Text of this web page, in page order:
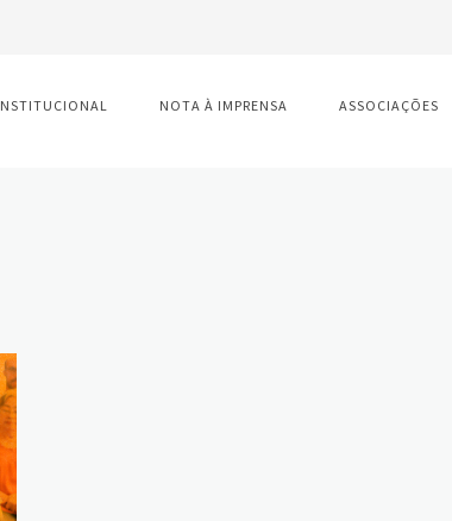
NOTA À IMPRENSA ASSOCIAÇÕES